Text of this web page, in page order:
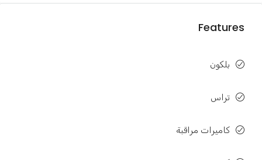
Features
بلكون
تراس
كاميرات مراقبة